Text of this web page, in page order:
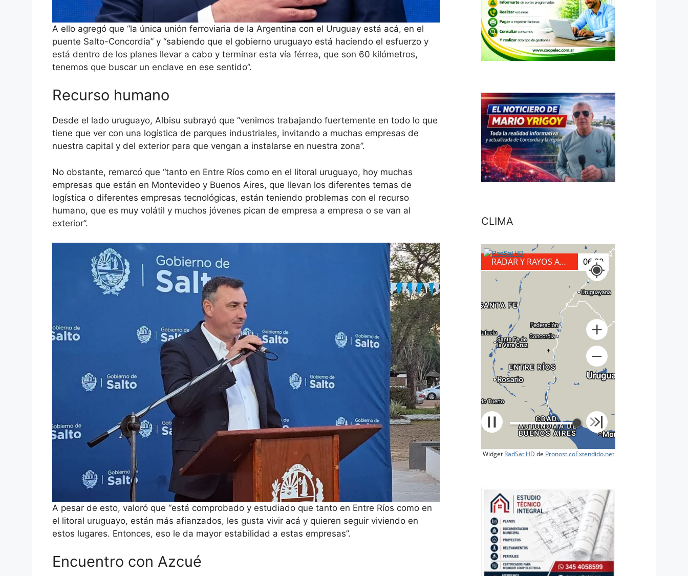
A ello agregó que “la única unión ferroviaria de la Argentina con el Uruguay está acá, en el
puente Salto-Concordia” y “sabiendo que el gobierno uruguayo está haciendo el esfuerzo y
está dentro de los planes llevar a cabo y terminar esta vía férrea, que son 60 kilómetros,
tenemos que buscar un enclave en ese sentido”.
Recurso humano
Desde el lado uruguayo, Albisu subrayó que “venimos trabajando fuertemente en todo lo que
tiene que ver con una logística de parques industriales, invitando a muchas empresas de
nuestra capital y del exterior para que vengan a instalarse en nuestra zona”.
No obstante, remarcó que “tanto en Entre Ríos como en el litoral uruguayo, hoy muchas
empresas que están en Montevideo y Buenos Aires, que llevan los diferentes temas de
logística o diferentes empresas tecnológicas, están teniendo problemas con el recurso
humano, que es muy volátil y muchos jóvenes pican de empresa a empresa o se van al
exterior”.
A pesar de esto, valoró que “está comprobado y estudiado que tanto en Entre Ríos como en
el litoral uruguayo, están más afianzados, les gusta vivir acá y quieren seguir viviendo en
estos lugares. Entonces, eso le da mayor estabilidad a estas empresas”.
Encuentro con Azcué
CLIMA
RADAR Y RAYOS A TIERRA 06:20
+
Widget RadSat HD de PronosticoExtendido.net